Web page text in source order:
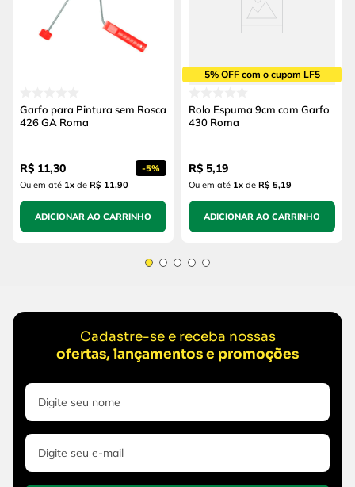
Garfo para Pintura sem Rosca
426 GA Roma
R$ 11,30 -5%
Ou em até 1x de R$ 11,90
ADICIONAR AO CARRINHO
5% OFF com o cupom LF5
Rolo Espuma 9cm com Garfo
430 Roma
R$ 5,19
Ou em até 1x de R$ 5,19
ADICIONAR AO CARRINHO
Cadastre-se e receba nossas
ofertas, lançamentos e promoções